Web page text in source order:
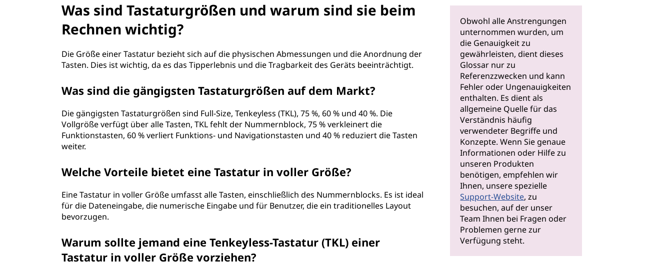
Was sind Tastaturgrößen und warum sind sie beim
Rechnen wichtig?
Die Größe einer Tastatur bezieht sich auf die physischen Abmessungen und die Anordnung der
Tasten. Dies ist wichtig, da es das Tipperlebnis und die Tragbarkeit des Geräts beeinträchtigt.
Was sind die gängigsten Tastaturgrößen auf dem Markt?
Die gängigsten Tastaturgrößen sind Full-Size, Tenkeyless (TKL), 75 %, 60 % und 40 %. Die
Vollgröße verfügt über alle Tasten, TKL fehlt der Nummernblock, 75 % verkleinert die
Funktionstasten, 60 % verliert Funktions- und Navigationstasten und 40 % reduziert die Tasten
weiter.
Welche Vorteile bietet eine Tastatur in voller Größe?
Eine Tastatur in voller Größe umfasst alle Tasten, einschließlich des Nummernblocks. Es ist ideal
für die Dateneingabe, die numerische Eingabe und für Benutzer, die ein traditionelles Layout
bevorzugen.
Warum sollte jemand eine Tenkeyless-Tastatur (TKL) einer
Tastatur in voller Größe vorziehen?
Obwohl alle Anstrengungen
unternommen wurden, um
die Genauigkeit zu
gewährleisten, dient dieses
Glossar nur zu
Referenzzwecken und kann
Fehler oder Ungenauigkeiten
enthalten. Es dient als
allgemeine Quelle für das
Verständnis häufig
verwendeter Begriffe und
Konzepte. Wenn Sie genaue
Informationen oder Hilfe zu
unseren Produkten
benötigen, empfehlen wir
Ihnen, unsere spezielle
Support-Website, zu
besuchen, auf der unser
Team Ihnen bei Fragen oder
Problemen gerne zur
Verfügung steht.